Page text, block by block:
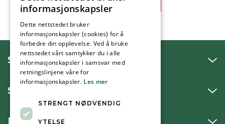
SNAKK MED OSS
SKRIV TIL OSS
BESØK OSS
informasjonskapsler
Dette nettstedet bruker
informasjonskapsler (cookies) for å
forbedre din opplevelse. Ved å bruke
nettstedet vårt samtykker du i alle
informasjonskapsler i samsvar med
retningslinjene våre for
informasjonskapsler. Les mer
STRENGT NØDVENDIG
YTELSE